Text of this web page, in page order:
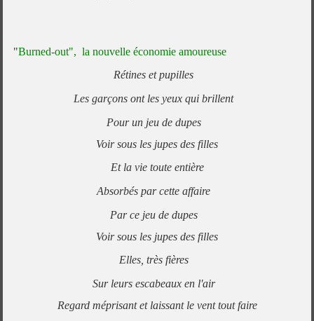
"Burned-out", la nouvelle économie amoureuse
Rétines et pupilles
Les garçons ont les yeux qui brillent
Pour un jeu de dupes
Voir sous les jupes des filles
Et la vie toute entière
Absorbés par cette affaire
Par ce jeu de dupes
Voir sous les jupes des filles
Elles, très fières
Sur leurs escabeaux en l'air
Regard méprisant et laissant le vent tout faire